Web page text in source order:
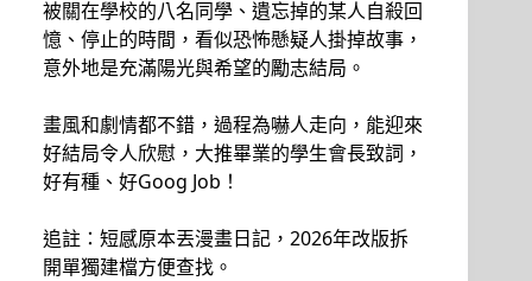
被關在學校的八名同學、遺忘掉的某人自殺回
憶、停止的時間，看似恐怖懸疑人掛掉故事，
意外地是充滿陽光與希望的勵志結局。
畫風和劇情都不錯，過程為嚇人走向，能迎來
好結局令人欣慰，大推畢業的學生會長致詞，
好有種、好Goog Job！
追註：短感原本丟漫畫日記，2026年改版拆
開單獨建檔方便查找。